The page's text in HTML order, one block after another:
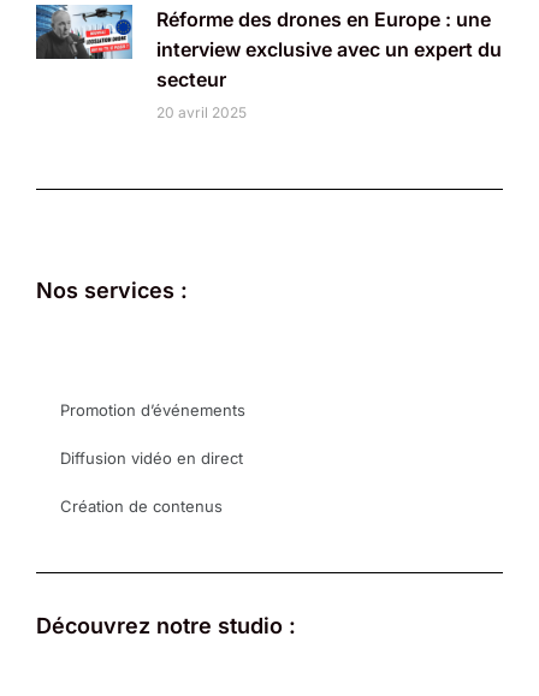
Réforme des drones en Europe : une
interview exclusive avec un expert du
secteur
20 avril 2025
Nos services :
Promotion d’événements
Diffusion vidéo en direct
Création de contenus
Découvrez notre studio :